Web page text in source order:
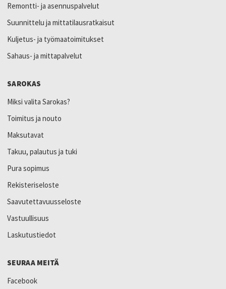
Remontti- ja asennuspalvelut
Suunnittelu ja mittatilausratkaisut
Kuljetus- ja työmaatoimitukset
Sahaus- ja mittapalvelut
SAROKAS
Miksi valita Sarokas?
Toimitus ja nouto
Maksutavat
Takuu, palautus ja tuki
Pura sopimus
Rekisteriseloste
Saavutettavuusseloste
Vastuullisuus
Laskutustiedot
SEURAA MEITÄ
Facebook